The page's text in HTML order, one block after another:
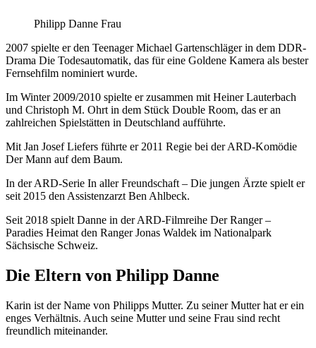
Philipp Danne Frau
2007 spielte er den Teenager Michael Gartenschläger in dem DDR-
Drama Die Todesautomatik, das für eine Goldene Kamera als bester
Fernsehfilm nominiert wurde.
Im Winter 2009/2010 spielte er zusammen mit Heiner Lauterbach
und Christoph M. Ohrt in dem Stück Double Room, das er an
zahlreichen Spielstätten in Deutschland aufführte.
Mit Jan Josef Liefers führte er 2011 Regie bei der ARD-Komödie
Der Mann auf dem Baum.
In der ARD-Serie In aller Freundschaft – Die jungen Ärzte spielt er
seit 2015 den Assistenzarzt Ben Ahlbeck.
Seit 2018 spielt Danne in der ARD-Filmreihe Der Ranger –
Paradies Heimat den Ranger Jonas Waldek im Nationalpark
Sächsische Schweiz.
Die Eltern von Philipp Danne
Karin ist der Name von Philipps Mutter. Zu seiner Mutter hat er ein
enges Verhältnis. Auch seine Mutter und seine Frau sind recht
freundlich miteinander.